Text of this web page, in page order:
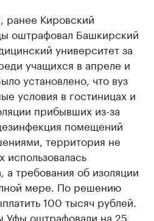
ранее Кировский
оштрафовал Башкирский
университет за
учащихся в апреле и
установлено, что вуз
условия в гостиницах и
прибывших из-за
помещений
территория не
использовалась
а требования об изоляции
мере. По решению
100 тысяч рублей.
Уфы оштрафовали на 25